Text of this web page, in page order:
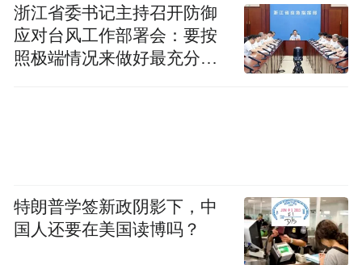
变局与挑战并存的时势，只有勇者和智者方
有领航价值的可能。每一家寻求数智化转型
的企业，都在呼唤创新的落地方案与值得信
免责声明：市场有风险，选择需谨慎！此文
浙江省委书记主持召开防御
应对台风工作部署会：要按
照极端情况来做好最充分的
特朗普学签新政阴影下，中
国人还要在美国读博吗？